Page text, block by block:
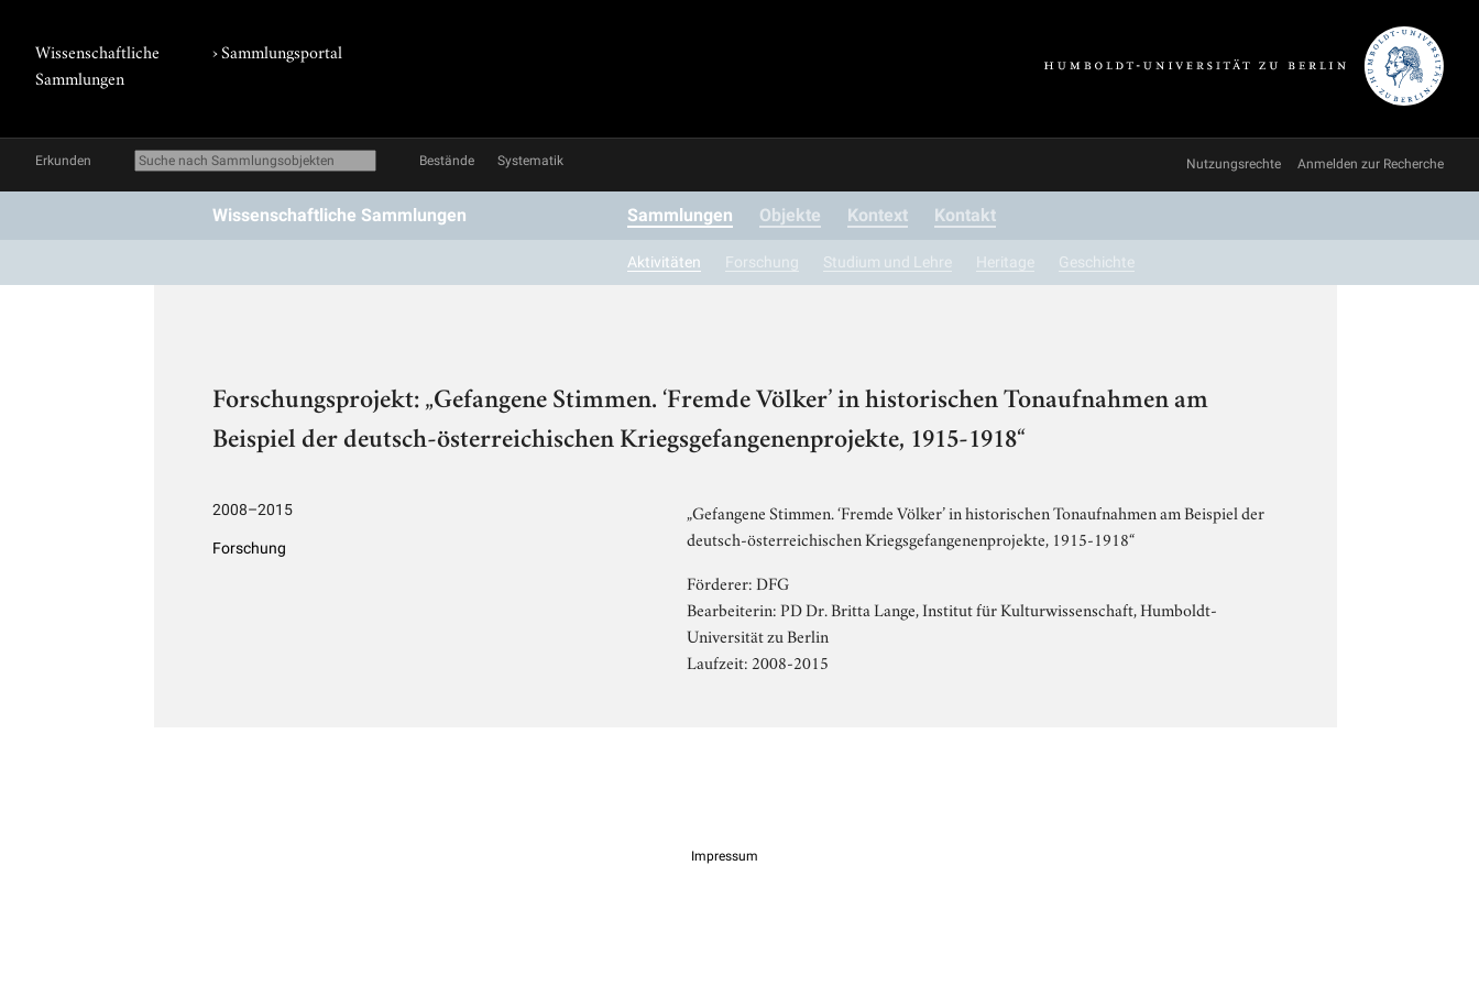
Wissenschaftliche
Sammlungen
›Sammlungsportal
Erkunden Bestände Systematik Nutzungsrechte Anmelden zur Recherche
Wissenschaftliche Sammlungen Sammlungen Objekte Kontext Kontakt
Aktivitäten Forschung Studium und Lehre Heritage Geschichte
Forschungsprojekt: „Gefangene Stimmen. ‘Fremde Völker’ in historischen Tonaufnahmen am
Beispiel der deutsch-österreichischen Kriegsgefangenenprojekte, 1915-1918“
2008–2015
Forschung
„Gefangene Stimmen. ‘Fremde Völker’ in historischen Tonaufnahmen am Beispiel der
deutsch-österreichischen Kriegsgefangenenprojekte, 1915-1918“
Förderer: DFG
Bearbeiterin: PD Dr. Britta Lange, Institut für Kulturwissenschaft, Humboldt-
Universität zu Berlin
Laufzeit: 2008-2015
Impressum